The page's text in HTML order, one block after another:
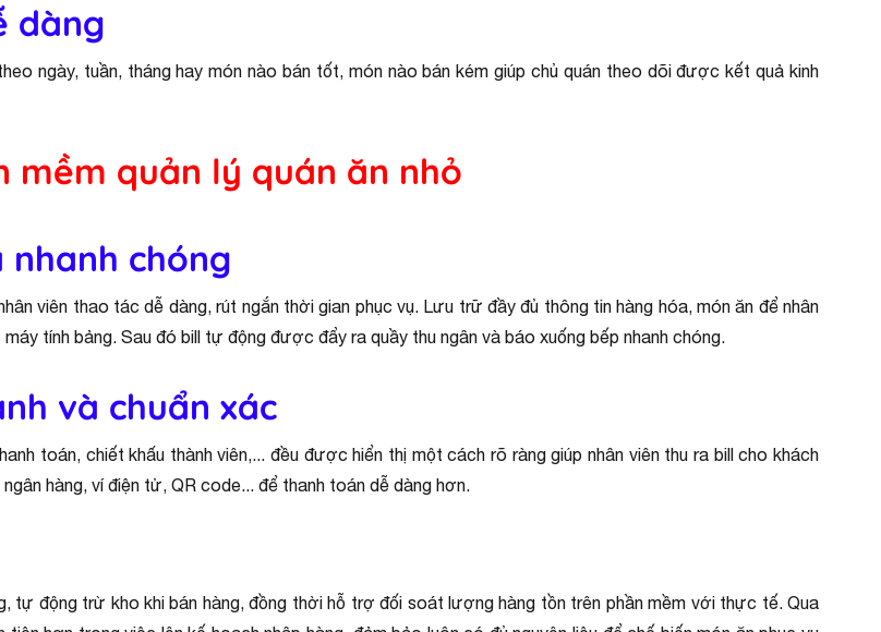
dàng
ngày, tuần, tháng hay món nào bán tốt, món nào bán kém giúp chủ quán theo dõi được kết quả kinh
mềm quản lý quán ăn nhỏ
chóng
viên thao tác dễ dàng, rút ngắn thời gian phục vụ. Lưu trữ đầy đủ thông tin hàng hóa, món ăn để nhân
tính bảng. Sau đó bill tự động được đẩy ra quầy thu ngân và báo xuống bếp nhanh chóng.
và chuẩn xác
toán, chiết khấu thành viên,... đều được hiển thị một cách rõ ràng giúp nhân viên thu ra bill cho khách
hàng, ví điện tử, QR code... để thanh toán dễ dàng hơn.
tự động trừ kho khi bán hàng, đồng thời hỗ trợ đối soát lượng hàng tồn trên phần mềm với thực tế. Qua